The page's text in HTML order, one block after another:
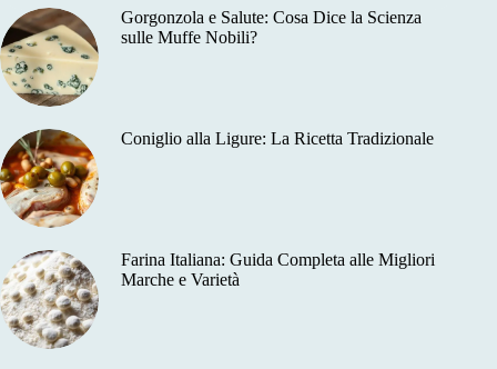
Gorgonzola e Salute: Cosa Dice la Scienza
sulle Muffe Nobili?
Coniglio alla Ligure: La Ricetta Tradizionale
Farina Italiana: Guida Completa alle Migliori
Marche e Varietà